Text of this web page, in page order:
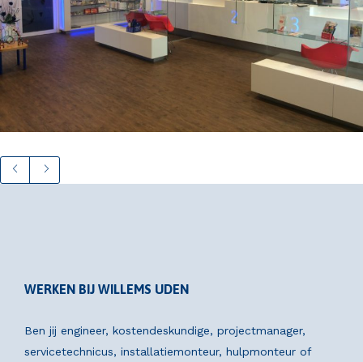
WERKEN BIJ WILLEMS UDEN
Ben jij engineer, kostendeskundige, projectmanager,
servicetechnicus, installatiemonteur, hulpmonteur of